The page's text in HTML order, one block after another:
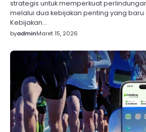
strategis untuk memperkuat
melalui dua kebijakan penting yang baru
Kebijakan…
byadminMaret 15, 2026